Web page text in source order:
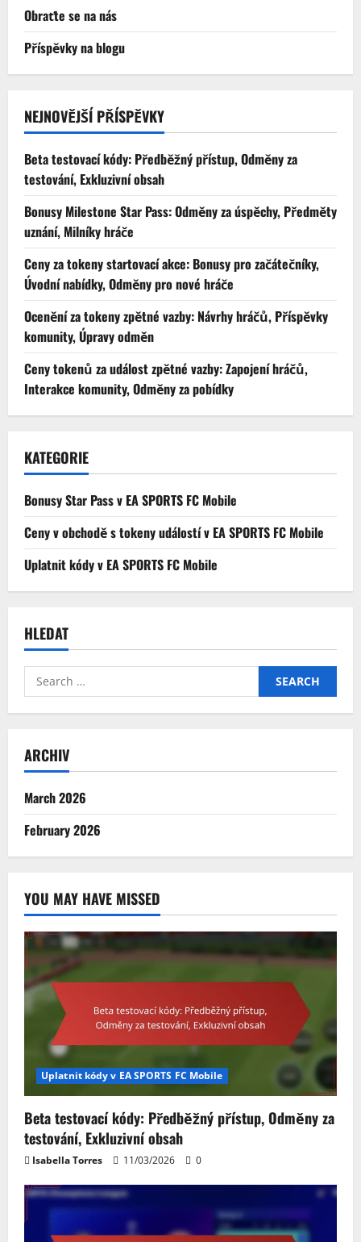
Obraťte se na nás
Příspěvky na blogu
NEJNOVĚJŠÍ PŘÍSPĚVKY
Beta testovací kódy: Předběžný přístup, Odměny za
testování, Exkluzivní obsah
Bonusy Milestone Star Pass: Odměny za úspěchy, Předměty
uznání, Milníky hráče
Ceny za tokeny startovací akce: Bonusy pro začátečníky,
Úvodní nabídky, Odměny pro nové hráče
Ocenění za tokeny zpětné vazby: Návrhy hráčů, Příspěvky
komunity, Úpravy odměn
Ceny tokenů za událost zpětné vazby: Zapojení hráčů,
Interakce komunity, Odměny za pobídky
KATEGORIE
Bonusy Star Pass v EA SPORTS FC Mobile
Ceny v obchodě s tokeny událostí v EA SPORTS FC Mobile
Uplatnit kódy v EA SPORTS FC Mobile
HLEDAT
Search
for:
ARCHIV
March 2026
February 2026
YOU MAY HAVE MISSED
Uplatnit kódy v EA SPORTS FC Mobile
Beta testovací kódy: Předběžný přístup, Odměny za
testování, Exkluzivní obsah
Isabella Torres 11/03/2026 0